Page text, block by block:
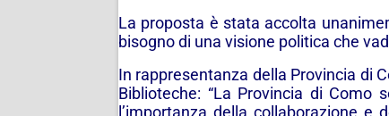
La proposta è stata accolta
bisogno di una visione politica che
In rappresentanza della Provincia di
Biblioteche: “La Provincia di Como
l’importanza della collaborazione e